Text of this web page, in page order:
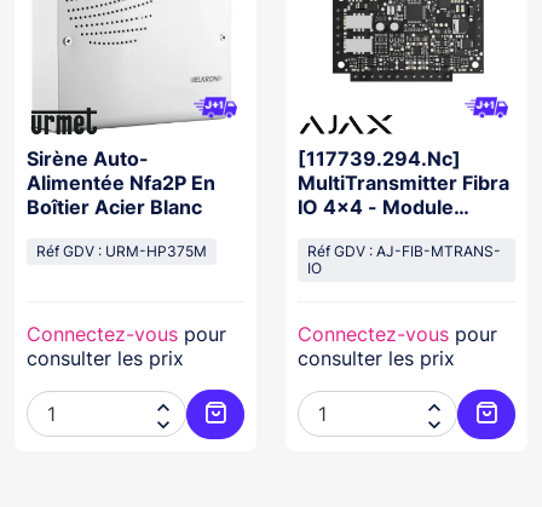
Sirène Auto-
Alimentée Nfa2P En
Boîtier Acier Blanc
Réf GDV : URM-HP375M
Connectez-vous pour
consulter les prix


Ajouter au panier
[117739.294.Nc]
MultiTransmitter Fibra
IO 4x4 - Module
Réf GDV : AJ-FIB-MTRANS-
IO
Connectez-vous pour
consulter les prix

